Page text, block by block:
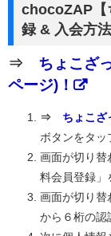
chocoZAP【
録 & 入会方法
⇒ ちょこざ
ページ)！
⇒ ちょこざ
ボタンをタッ
画面が切り替
料会員登録」
画面が切り替
から６桁の認